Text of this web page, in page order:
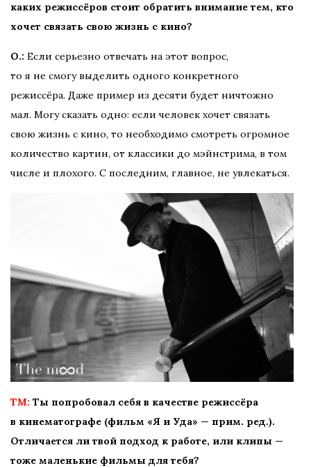
каких режиссёров стоит обратить внимание тем, кто
хочет связать свою жизнь с кино?
О.: Если серьезно отвечать на этот вопрос,
то я не смогу выделить одного конкретного
режиссёра. Даже пример из десяти будет ничтожно
мал. Могу сказать одно: если человек хочет связать
свою жизнь с кино, то необходимо смотреть огромное
количество картин, от классики до мэйнстрима, в том
числе и плохого. С последним, главное, не увлекаться.
TM: Ты попробовал себя в качестве режиссёра
в кинематографе (фильм «Я и Уда» — прим. ред.).
Отличается ли твой подход к работе, или клипы —
тоже маленькие фильмы для тебя?